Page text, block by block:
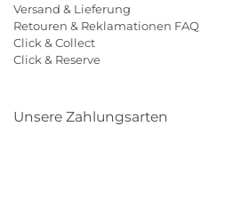
Versand & Lieferung
Retouren & Reklamationen FAQ
Click & Collect
Click & Reserve
Unsere Zahlungsarten